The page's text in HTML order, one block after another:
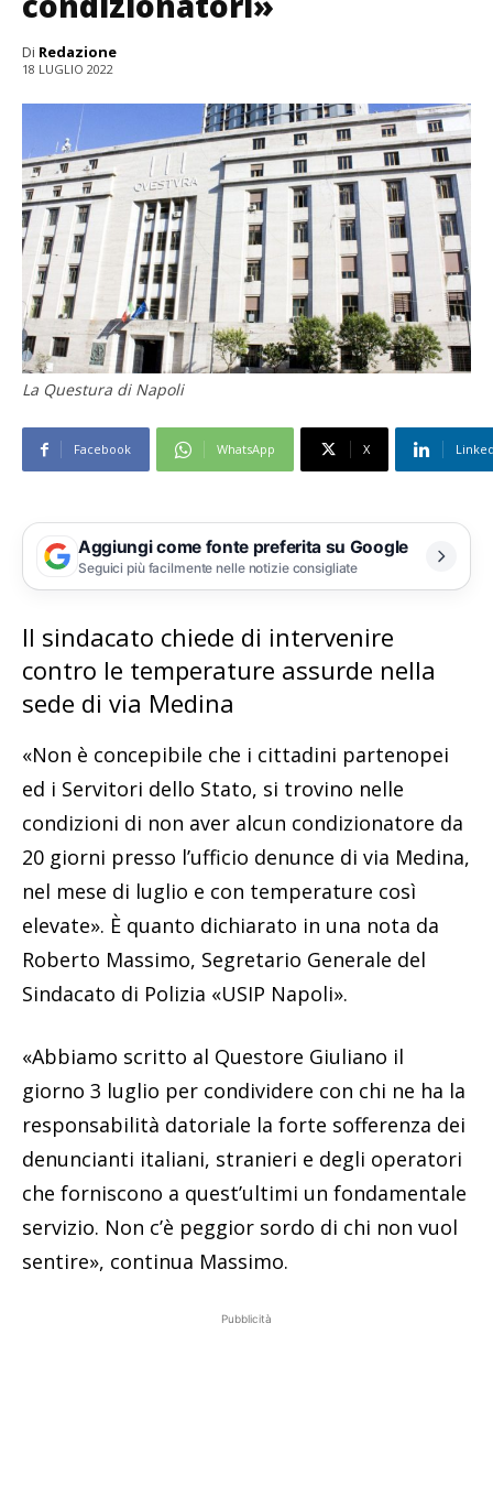
Di Redazione
18 LUGLIO 2022
La Questura di Napoli
Facebook WhatsApp X
Aggiungi come fonte preferita su Google
Seguici più facilmente nelle notizie consigliate
Il sindacato chiede di intervenire
contro le temperature assurde nella
sede di via Medina
«Non è concepibile che i cittadini partenopei
ed i Servitori dello Stato, si trovino nelle
condizioni di non aver alcun condizionatore da
20 giorni presso l’ufficio denunce di via Medina,
nel mese di luglio e con temperature così
elevate». È quanto dichiarato in una nota da
Roberto Massimo, Segretario Generale del
Sindacato di Polizia «USIP Napoli».
«Abbiamo scritto al Questore Giuliano il
giorno 3 luglio per condividere con chi ne ha la
responsabilità datoriale la forte sofferenza dei
denuncianti italiani, stranieri e degli operatori
che forniscono a quest’ultimi un fondamentale
servizio. Non c’è peggior sordo di chi non vuol
sentire», continua Massimo.
Pubblicità